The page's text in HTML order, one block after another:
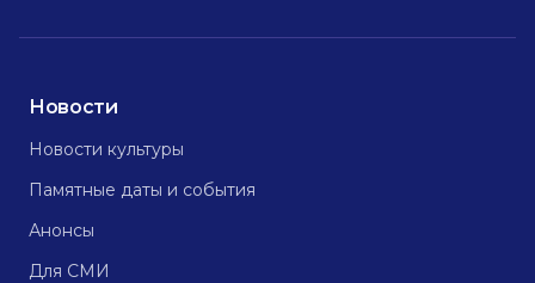
Новости
Новости культуры
Памятные даты и события
Анонсы
Для СМИ